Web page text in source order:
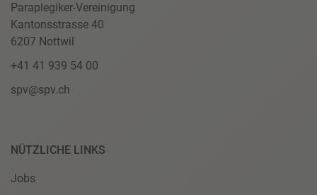
Paraplegiker-Vereinigung
Kantonsstrasse 40
6207 Nottwil
+41 41 939 54 00
spv@spv.ch
NÜTZLICHE LINKS
Jobs